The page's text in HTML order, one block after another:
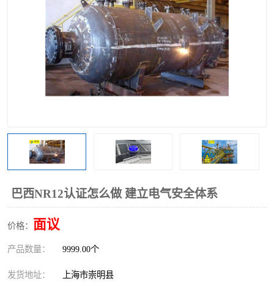
巴西NR12认证怎么做 建立电气安全体系
价格： 面议
产品数量： 9999.00个
发货地址： 上海市崇明县